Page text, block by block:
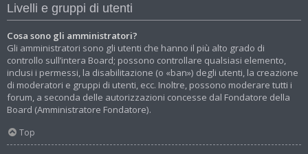
Livelli e gruppi di utenti
Cosa sono gli amministratori?
Gli amministratori sono gli utenti che hanno il più alto grado di
controllo sull’intera Board; possono controllare qualsiasi elemento,
inclusi i permessi, la disabilitazione (o «ban») degli utenti, la creazione
di moderatori e gruppi di utenti, ecc. Inoltre, possono moderare tutti i
forum, a seconda delle autorizzazioni concesse dal Fondatore della
Board (Amministratore Fondatore).
Top